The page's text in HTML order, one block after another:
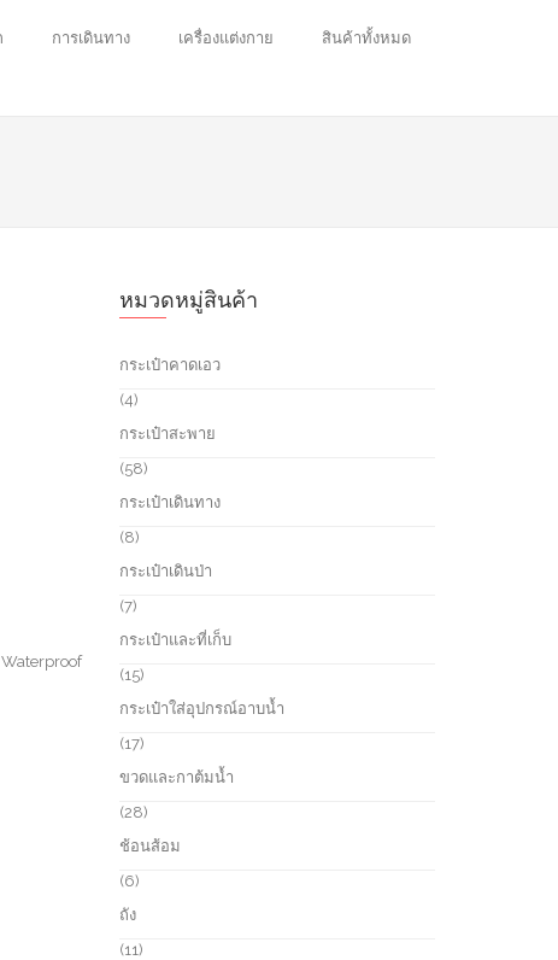
การเดินทาง เครื่องแต่งกาย สินค้าทั้งหมด
หมวดหมู่สินค้า
กระเป๋าคาดเอว
44
r
o
u
c
s
กระเป๋าสะพาย
585
p
d
t
กระเป๋าเดินทาง
88
r
o
u
c
t
s
กระเป๋าเดินป่า
77
r
o
u
c
t
s
กระเป๋าและที่เก็บ
151
p
r
d
u
t
กระเป๋าใส่อุปกรณ์อาบน้ำ
171
p
r
d
u
ขวดและกาต้มน้ำ
282
p
u
ช้อนส้อม
66
r
o
ถัง
111